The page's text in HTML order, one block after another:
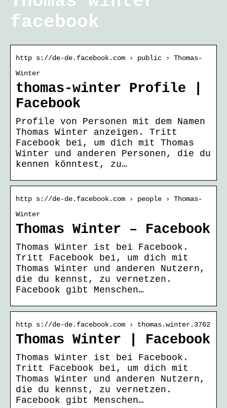
facebook
http s://de-de.facebook.com › public › Thomas-
Winter
thomas-winter Profile |
Facebook
Profile von Personen mit dem Namen
Thomas Winter anzeigen. Tritt
Facebook bei, um dich mit Thomas
Winter und anderen Personen, die du
kennen könntest, zu…
http s://de-de.facebook.com › people › Thomas-
Winter
Thomas Winter – Facebook
Thomas Winter ist bei Facebook.
Tritt Facebook bei, um dich mit
Thomas Winter und anderen Nutzern,
die du kennst, zu vernetzen.
Facebook gibt Menschen…
http s://de-de.facebook.com › thomas.winter.3762
Thomas Winter | Facebook
Thomas Winter ist bei Facebook.
Tritt Facebook bei, um dich mit
Thomas Winter und anderen Nutzern,
die du kennst, zu vernetzen.
Facebook gibt Menschen…